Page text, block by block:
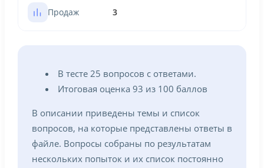
Продаж 3
В тесте 25 вопросов с ответами.
Итоговая оценка 93 из 100 баллов
В описании приведены темы и список
вопросов, на которые представлены ответы в
файле. Вопросы собраны по результатам
нескольких попыток и их список постоянно